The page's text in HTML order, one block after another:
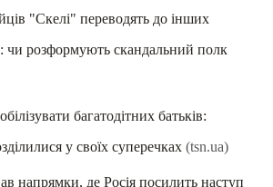
"Скелі" переводять до інших
чи розформують скандальний полк
багатодітних батьків:
у своїх суперечках (tsn.ua)
напрямки, де Росія посилить наступ